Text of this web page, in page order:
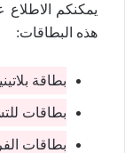
يمكنكم الاطلاع
هذه البطاقات:
بطاقة
بطاقات
بطاقات